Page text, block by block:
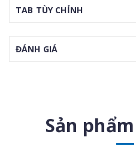
TAB TÙY CHỈNH
ĐÁNH GIÁ
Sản